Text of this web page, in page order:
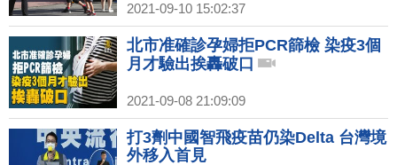
2021-09-10 15:02:37
北市准確診孕婦拒PCR篩檢 染疫3個
月才驗出挨轟破口
2021-09-08 21:09:09
打3劑中國智飛疫苗仍染Delta 台灣境
外移入首見